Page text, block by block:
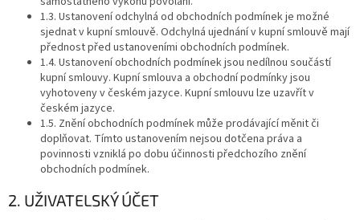
1.3. Ustanovení odchylná od obchodních podmínek je možné
sjednat v kupní smlouvě. Odchylná ujednání v kupní smlouvě mají
přednost před ustanoveními obchodních podmínek.
1.4. Ustanovení obchodních podmínek jsou nedílnou součástí
kupní smlouvy. Kupní smlouva a obchodní podmínky jsou
vyhotoveny v českém jazyce. Kupní smlouvu lze uzavřít v
českém jazyce.
1.5. Znění obchodních podmínek může prodávající měnit či
doplňovat. Tímto ustanovením nejsou dotčena práva a
povinnosti vzniklá po dobu účinnosti předchozího znění
obchodních podmínek.
2. UŽIVATELSKÝ ÚČET